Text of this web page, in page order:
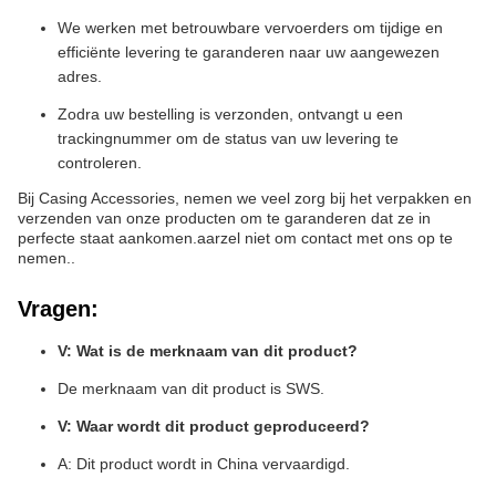
We werken met betrouwbare vervoerders om tijdige en
efficiënte levering te garanderen naar uw aangewezen
adres.
Zodra uw bestelling is verzonden, ontvangt u een
trackingnummer om de status van uw levering te
controleren.
Bij Casing Accessories, nemen we veel zorg bij het verpakken en
verzenden van onze producten om te garanderen dat ze in
perfecte staat aankomen.aarzel niet om contact met ons op te
nemen..
Vragen:
V: Wat is de merknaam van dit product?
De merknaam van dit product is SWS.
V: Waar wordt dit product geproduceerd?
A: Dit product wordt in China vervaardigd.